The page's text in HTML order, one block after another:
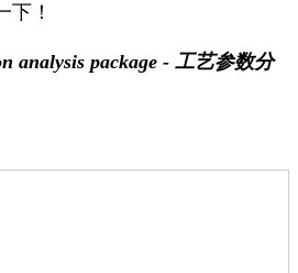
下！
analysis package - 工艺参数分